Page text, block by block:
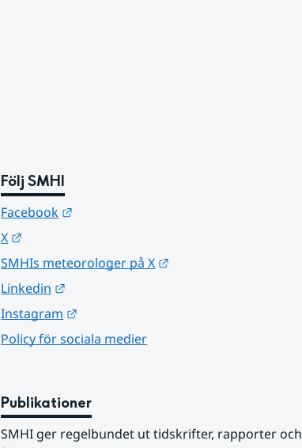
Följ SMHI
Facebook
X
SMHIs meteorologer på X
Linkedin
Instagram
Policy för sociala medier
Publikationer
SMHI ger regelbundet ut tidskrifter, rapporter och